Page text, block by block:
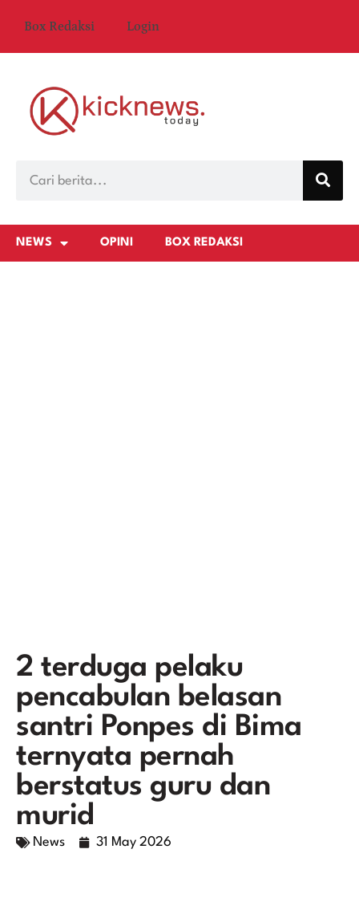
Box Redaksi Login
NEWS OPINI BOX REDAKSI
2 terduga pelaku
pencabulan belasan
santri Ponpes di Bima
ternyata pernah
berstatus guru dan
murid
News 31 May 2026